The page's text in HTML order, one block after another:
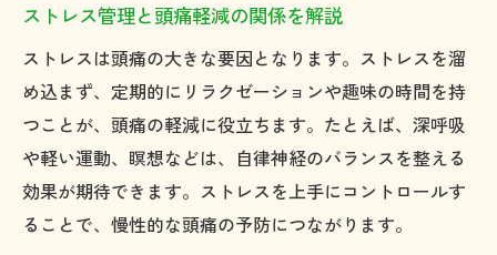
ストレス管理と頭痛軽減の関係を解説
ストレスは頭痛の大きな要因となります。ストレスを溜
め込まず、定期的にリラクゼーションや趣味の時間を持
つことが、頭痛の軽減に役立ちます。たとえば、深呼吸
や軽い運動、瞑想などは、自律神経のバランスを整える
効果が期待できます。ストレスを上手にコントロールす
ることで、慢性的な頭痛の予防につながります。